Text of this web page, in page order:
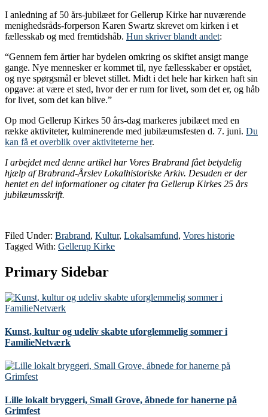
I anledning af 50 års-jubilæet for Gellerup Kirke har nuværende
menighedsråds-forperson Karen Swartz skrevet om kirken i et
fællesskab og med fremtidshåb. Hun skriver blandt andet:
“Gennem fem årtier har bydelen omkring os skiftet ansigt mange
gange. Nye mennesker er kommet til, nye fællesskaber er opstået,
og nye spørgsmål er blevet stillet. Midt i det hele har kirken haft sin
opgave: at være et sted, hvor der er rum for livet, som det er, og håb
for livet, som det kan blive.”
Op mod Gellerup Kirkes 50 års-dag markeres jubilæet med en
række aktiviteter, kulminerende med jubilæumsfesten d. 7. juni. Du
kan få et overblik over aktiviteterne her.
I arbejdet med denne artikel har Vores Brabrand fået betydelig
hjælp af Brabrand-Årslev Lokalhistoriske Arkiv. Desuden er der
hentet en del informationer og citater fra Gellerup Kirkes 25 års
jubilæumsskrift.
Filed Under: Brabrand, Kultur, Lokalsamfund, Vores historie
Tagged With: Gellerup Kirke
Primary Sidebar
Kunst, kultur og udeliv skabte uforglemmelig sommer i
FamilieNetværk
Lille lokalt bryggeri, Small Grove, åbnede for hanerne på
Grimfest